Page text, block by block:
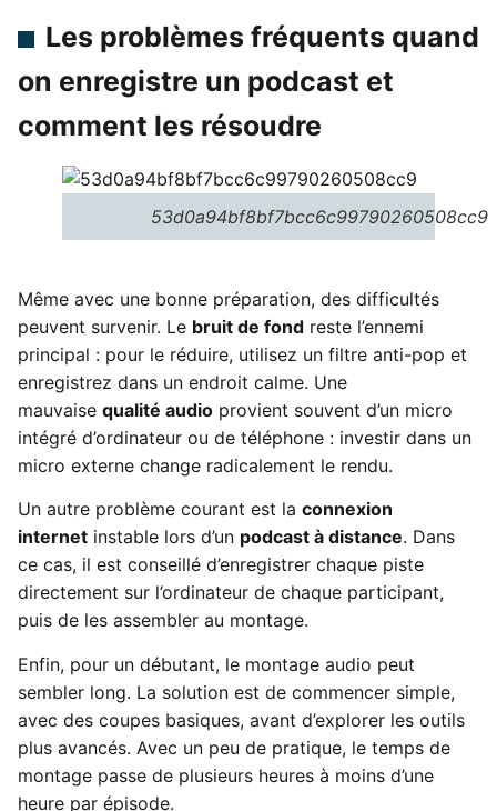
Les problèmes fréquents quand
on enregistre un podcast et
comment les résoudre
53d0a94bf8bf7bcc6c99790260508cc9
Même avec une bonne préparation, des difficultés
peuvent survenir. Le bruit de fond reste l’ennemi
principal : pour le réduire, utilisez un filtre anti-pop et
enregistrez dans un endroit calme. Une
mauvaise qualité audio provient souvent d’un micro
intégré d’ordinateur ou de téléphone : investir dans un
micro externe change radicalement le rendu.
Un autre problème courant est la connexion
internet instable lors d’un podcast à distance. Dans
ce cas, il est conseillé d’enregistrer chaque piste
directement sur l’ordinateur de chaque participant,
puis de les assembler au montage.
Enfin, pour un débutant, le montage audio peut
sembler long. La solution est de commencer simple,
avec des coupes basiques, avant d’explorer les outils
plus avancés. Avec un peu de pratique, le temps de
montage passe de plusieurs heures à moins d’une
heure par épisode.